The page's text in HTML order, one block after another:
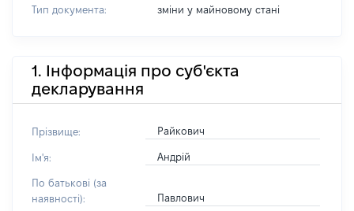
Тип документа:
зміни y майновому стані
1. Інформація про суб'єкта
декларування
Прізвище: Райкович
Ім'я: Андрій
По батькові (за
наявності):
Павлович